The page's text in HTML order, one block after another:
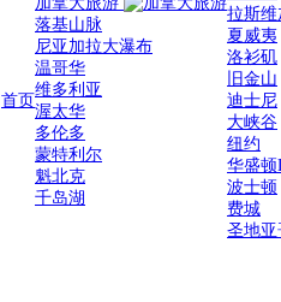
首页
落基山脉
尼亚加拉大瀑布
温哥华
维多利亚
渥太华
多伦多
蒙特利尔
魁北克
千岛湖
拉斯维
夏威夷
洛衫矶
旧金山
迪士尼
大峡谷
纽约
华盛顿
波士顿
费城
圣地亚